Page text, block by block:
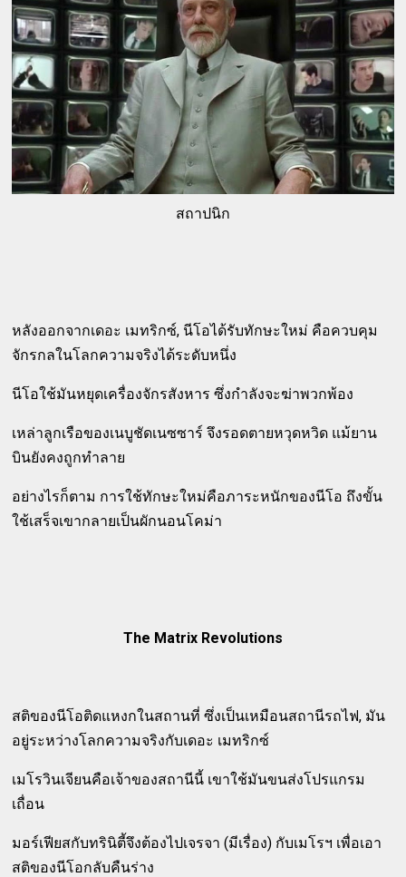
สถาปนิก
หลังออกจากเดอะ เมทริกซ์, นีโอได้รับทักษะใหม่ คือควบคุม
จักรกลในโลกความจริงได้ระดับหนึ่ง
นีโอใช้มันหยุดเครื่องจักรสังหาร ซึ่งกำลังจะฆ่าพวกพ้อง
เหล่าลูกเรือของเนบูชัดเนซซาร์ จึงรอดตายหวุดหวิด แม้ยาน
บินยังคงถูกทำลาย
อย่างไรก็ตาม การใช้ทักษะใหม่คือภาระหนักของนีโอ ถึงขั้น
ใช้เสร็จเขากลายเป็นผักนอนโคม่า
The Matrix Revolutions
สติของนีโอติดแหงกในสถานที่ ซึ่งเป็นเหมือนสถานีรถไฟ, มัน
อยู่ระหว่างโลกความจริงกับเดอะ เมทริกซ์
เมโรวินเจียนคือเจ้าของสถานีนี้ เขาใช้มันขนส่งโปรแกรม
เถื่อน
มอร์เฟียสกับทรินิตี้จึงต้องไปเจรจา (มีเรื่อง) กับเมโรฯ เพื่อเอา
สติของนีโอกลับคืนร่าง